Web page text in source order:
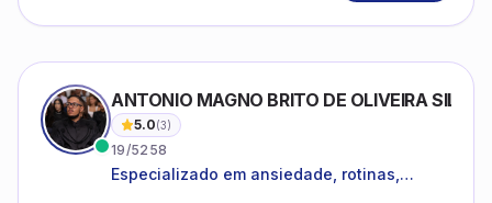
ANTONIO MAGNO BRITO DE OLIVEIRA SILVA
5.0(3)
19/5258
Especializado em ansiedade, rotinas,